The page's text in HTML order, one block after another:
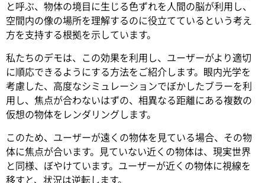
と呼ぶ、物体の境目に生じる色ずれを人間の脳が利用し、
空間内の像の場所を理解するのに役立てているという考え
方を支持する根拠を示しています。
私たちのデモは、この効果を利用し、ユーザーがより適切
に順応できるようにする方法をご紹介します。眼内光学を
考慮した、高度なシミュレーションでぼかしたブラーを利
用し、焦点が合わないはずの、相異なる距離にある複数の
仮想の物体をレンダリングします。
このため、ユーザーが遠くの物体を見ている場合、その物
体に焦点が合います。見ていない近くの物体は、現実世界
と同様、ぼやけています。ユーザーが近くの物体に視線を
移すと、状況は逆転します。